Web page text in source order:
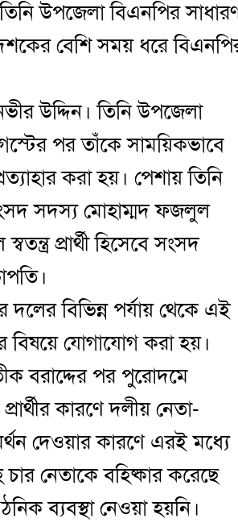
উপজেলা বিএনপির
বেশি সময় ধরে
উদ্দিন। তিনি উপজেলা
পর তাঁকে সাময়িকভাবে
করা হয়। পেশায় তিনি
সদস্য মোহাম্মদ ফজলুল
প্রার্থী হিসেবে সংসদ
বিভিন্ন পর্যায় থেকে এই
বিষয়ে যোগাযোগ করা হয়।
বরাদ্দের পর পুরোদমে
কারণে দলীয় নেতা-
দেওয়ার কারণে এরই মধ্যে
নেতাকে বহিষ্কার করেছে
ব্যবস্থা নেওয়া হয়নি।